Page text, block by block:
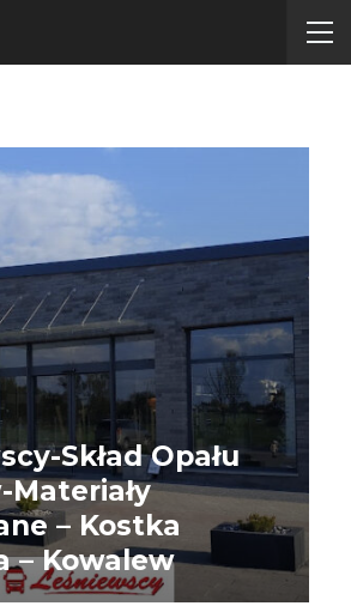
Skład Opału
Materiały
– Kostka
– Kowalew